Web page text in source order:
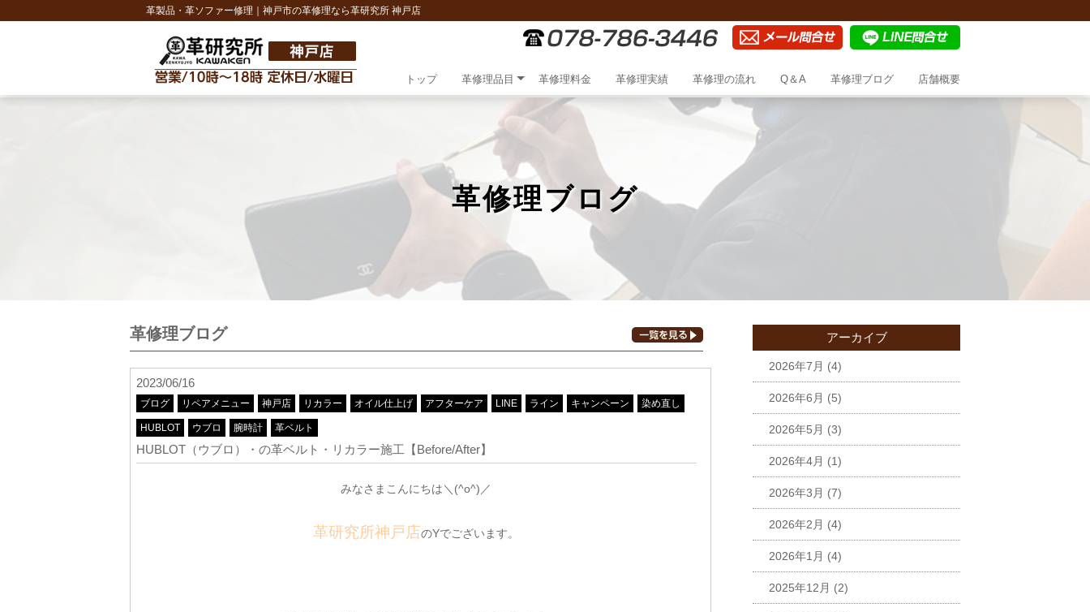
革製品・革ソファー修理｜神戸市の革修理なら革研究所 神戸店
トップ 革修理品目 革修理料金 革修理実績 革修理の流れ Q＆A 革修理ブログ 店舗概要
革修理ブログ
革修理ブログ
2023/06/16
ブログ リペアメニュー 神戸店 リカラー オイル仕上げ アフターケア LINE ライン キャンペーン 染め直し
HUBLOT ウブロ 腕時計 革ベルト
HUBLOT（ウブロ）・の革ベルト・リカラー施工【Before/After】
みなさまこんにちは＼(^o^)／
革研究所神戸店のYでございます。
アーカイブ
2026年7月 (4)
2026年6月 (5)
2026年5月 (3)
2026年4月 (1)
2026年3月 (7)
2026年2月 (4)
2026年1月 (4)
2025年12月 (2)